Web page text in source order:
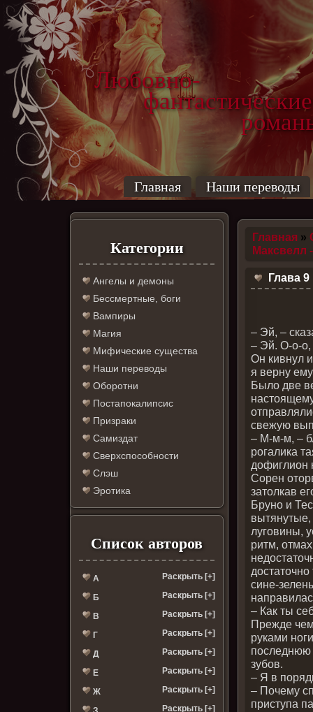
Любовно-
фантастические
Главная Наши переводы
Категории
Ангелы и демоны
Бессмертные, боги
Вампиры
Магия
Мифические существа
Наши переводы
Оборотни
Постапокалипсис
Призраки
Самиздат
Сверхспособности
Слэш
Эротика
Список авторов
А Раскрыть [+]
Б Раскрыть [+]
В Раскрыть [+]
Г Раскрыть [+]
Д Раскрыть [+]
Е Раскрыть [+]
Ж Раскрыть [+]
Раскрыть [+]
Главная »
Максвелл
Глава 9
– Эй, –
– Эй. О-о-
Он кивнул
я верну
Было две
свежую
– М-м-м, –
рогалика
дофиглион
Сорен
затолкав
Бруно и
луговины,
ритм,
сине-
– Как ты
Прежде чем
руками
последнюю
зубов.
– Я в
– Почему
приступа